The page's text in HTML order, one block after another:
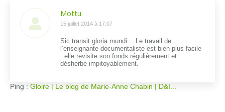
Mottu
dit
15 juillet 2014 à 17:07
Sic transit gloria mundi… Le travail de
l’enseignante-documentaliste est bien plus facile
: elle revisite son fonds régulièrement et
désherbe impitoyablement.
Ping : Gloire | Le blog de Marie-Anne Chabin | D&I...